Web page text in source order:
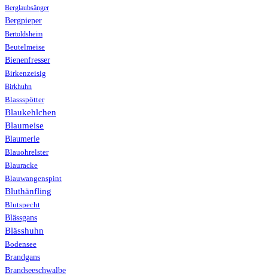
Berglaubsänger
Bergpieper
Bertoldsheim
Beutelmeise
Bienenfresser
Birkenzeisig
Birkhuhn
Blassspötter
Blaukehlchen
Blaumeise
Blaumerle
Blauohrelster
Blauracke
Blauwangenspint
Bluthänfling
Blutspecht
Blässgans
Blässhuhn
Bodensee
Brandgans
Brandseeschwalbe